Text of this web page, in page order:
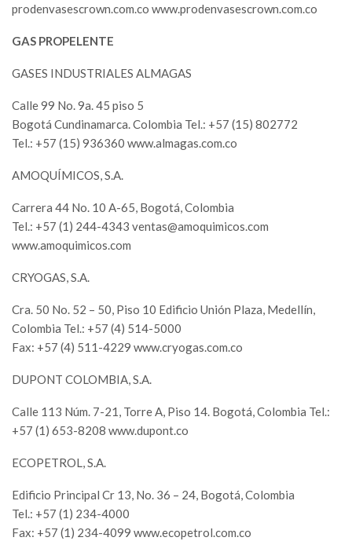
prodenvasescrown.com.co www.prodenvasescrown.com.co
GAS PROPELENTE
GASES INDUSTRIALES ALMAGAS
Calle 99 No. 9a. 45 piso 5
Bogotá Cundinamarca. Colombia Tel.: +57 (15) 802772
Tel.: +57 (15) 936360 www.almagas.com.co
AMOQUÍMICOS, S.A.
Carrera 44 No. 10 A-65, Bogotá, Colombia
Tel.: +57 (1) 244-4343 ventas@amoquimicos.com
www.amoquimicos.com
CRYOGAS, S.A.
Cra. 50 No. 52 – 50, Piso 10 Edificio Unión Plaza, Medellín,
Colombia Tel.: +57 (4) 514-5000
Fax: +57 (4) 511-4229 www.cryogas.com.co
DUPONT COLOMBIA, S.A.
Calle 113 Núm. 7-21, Torre A, Piso 14. Bogotá, Colombia Tel.:
+57 (1) 653-8208 www.dupont.co
ECOPETROL, S.A.
Edificio Principal Cr 13, No. 36 – 24, Bogotá, Colombia
Tel.: +57 (1) 234-4000
Fax: +57 (1) 234-4099 www.ecopetrol.com.co